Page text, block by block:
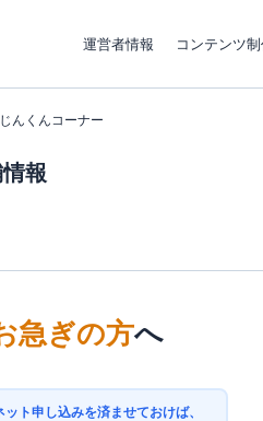
運営者情報 コンテンツ
んくんコーナー
報
急ぎの方へ
ト申し込みを済ませておけば、